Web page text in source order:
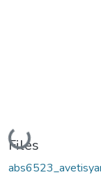
Loading...
Files